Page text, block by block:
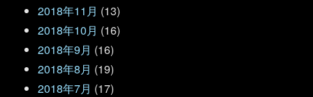
2018年11月 (13)
2018年10月 (16)
2018年9月 (16)
2018年8月 (19)
2018年7月 (17)